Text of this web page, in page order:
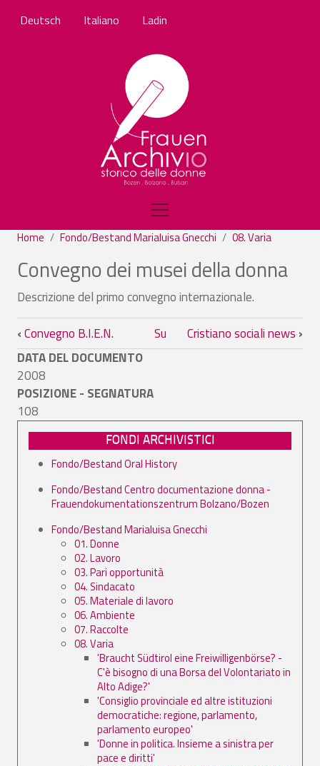
Deutsch Italiano Ladin
Home Fondo/Bestand Marialuisa Gnecchi 08. Varia
Convegno dei musei della donna
Descrizione del primo convegno internazionale.
Link di attraversamento del book per
‹Convegno B.I.E.N. Su Cristiano sociali news ›
DATA DEL DOCUMENTO
2008
POSIZIONE - SEGNATURA
108
FONDI ARCHIVISTICI
Fondo/Bestand Oral History
Fondo/Bestand Centro documentazione donna -
Frauendokumentationszentrum Bolzano/Bozen
Fondo/Bestand Marialuisa Gnecchi
01. Donne
02. Lavoro
03. Pari opportunità
04. Sindacato
05. Materiale di lavoro
06. Ambiente
07. Raccolte
08. Varia
'Braucht Südtirol eine Freiwilligenbörse? -
C'è bisogno di una Borsa del Volontariato in
Alto Adige?'
'Consiglio provinciale ed altre istituzioni
democratiche: regione, parlamento,
parlamento europeo'
'Donne in politica. Insieme a sinistra per
pace e diritti'